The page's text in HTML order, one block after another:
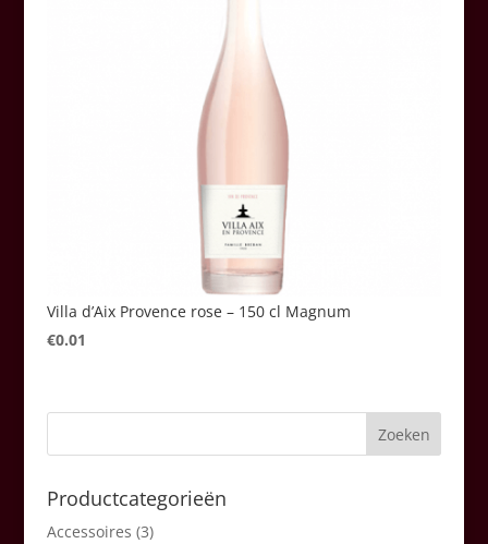
Villa d’Aix Provence rose – 150 cl Magnum
€0.01
Productcategorieën
Accessoires (3)